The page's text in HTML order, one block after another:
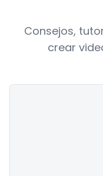
Consejos,
crear